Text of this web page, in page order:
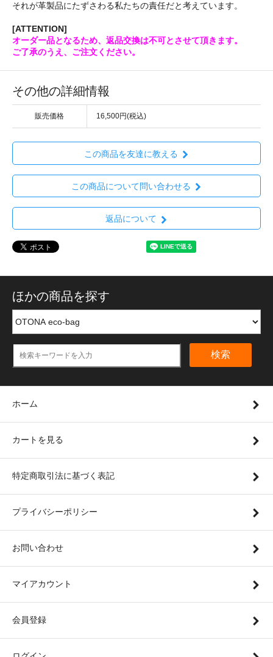
それが革製品にたずさわる私たちの責任だと考えています。
[ATTENTION]
オーダー品となるため、返品交換は不可とさせて頂きます。
ご了承のうえ、ご注文ください。
その他の詳細情報
販売価格 16,500円(税込)
この商品を友達に教える
この商品について問い合わせる
返品について
ほかの商品を探す
検索
ホーム
カートを見る
特定商取引法に基づく表記
プライバシーポリシー
お問い合わせ
マイアカウント
会員登録